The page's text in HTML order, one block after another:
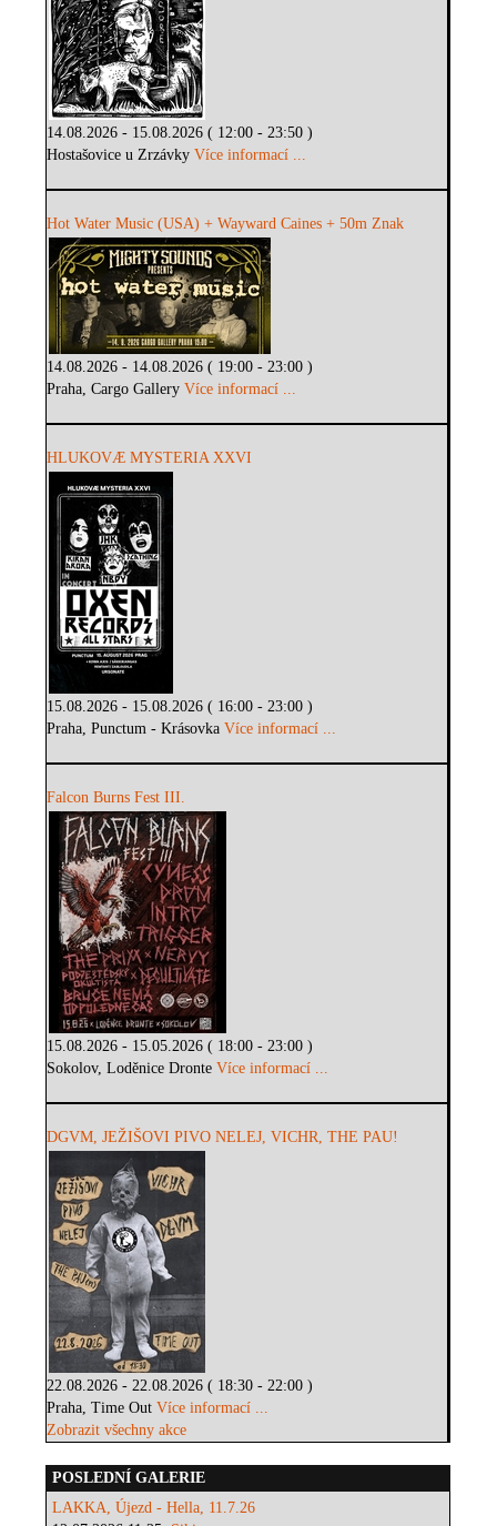
14.08.2026 - 15.08.2026 ( 12:00 - 23:50 )
Hostašovice u ZrzávkyVíce informací ...
Hot Water Music (USA) + Wayward Caines + 50m Znak
14.08.2026 - 14.08.2026 ( 19:00 - 23:00 )
Praha, Cargo GalleryVíce informací ...
HLUKOVÆ MYSTERIA XXVI
15.08.2026 - 15.08.2026 ( 16:00 - 23:00 )
Praha, Punctum - KrásovkaVíce informací ...
Falcon Burns Fest III.
15.08.2026 - 15.05.2026 ( 18:00 - 23:00 )
Sokolov, Loděnice DronteVíce informací ...
DGVM, JEŽIŠOVI PIVO NELEJ, VICHR, THE PAU!
22.08.2026 - 22.08.2026 ( 18:30 - 22:00 )
Praha, Time OutVíce informací ...
Zobrazit všechny akce
POSLEDNÍ GALERIE
LAKKA, Újezd - Hella, 11.7.26